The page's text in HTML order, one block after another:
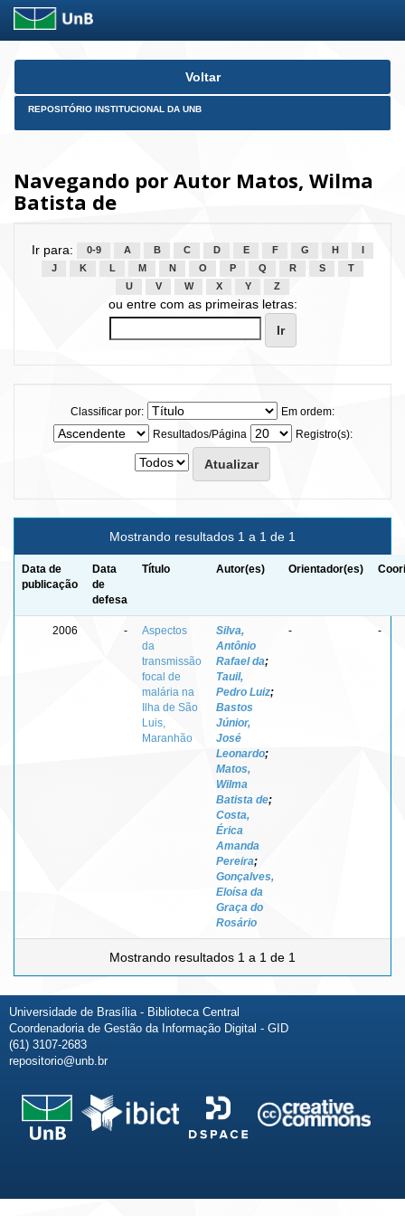
Skip
Voltar
REPOSITÓRIO INSTITUCIONAL DA UNB
Navegando por Autor Matos, Wilma
Batista de
Ir para: 0-9 A B C D E F G H
J
K L M N O P Q R S
T
U
V W X Y Z
ou entre com as primeiras letras:
Classificar por:
Em ordem:
Resultados/Página
Registro(s):
Mostrando resultados 1 a 1 de 1
Data de
publicação
Data
de
defesa
Título Autor(es) Orientador(es)
2006 -
Aspectos
da
transmissão
focal de
malária na
Ilha de São
Luis,
Maranhão
Silva,
Antônio
Rafael da;
Tauil,
Pedro Luiz;
Bastos
Júnior,
José
Leonardo;
Matos,
Wilma
Batista de;
Costa,
Érica
Amanda
Pereira;
Gonçalves,
Eloísa da
Graça do
Rosário
- -
Mostrando resultados 1 a 1 de 1
Universidade de Brasília - Biblioteca Central
Coordenadoria de Gestão da Informação Digital - GID
(61) 3107-2683
repositorio@unb.br